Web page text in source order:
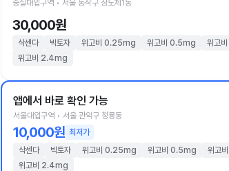
숭실대입구역 • 서울 동작구 상도제1동
30,000원
삭센다 빅토자 위고비 0.25mg 위고비 0.5mg 위고
위고비 2.4mg
앱에서 바로 확인 가능
서울대입구역 • 서울 관악구 청룡동
10,000원 최저가
삭센다
빅토자 위고비 0.25mg 위고비 0.5mg 위고
위고비 2.4mg